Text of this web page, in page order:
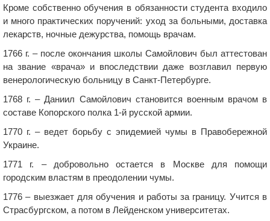
Кроме собственно обучения в обязанности студента входило
и много практических поручений: уход за больными, доставка
лекарств, ночные дежурства, помощь врачам.
1766 г. – после окончания школы Самойлович был аттестован
на звание «врача» и впоследствии даже возглавил первую
венерологическую больницу в Санкт-Петербурге.
1768 г. – Даниил Самойлович становится военным врачом в
составе Копорского полка 1-й русской армии.
1770 г. – ведет борьбу с эпидемией чумы в Правобережной
Украине.
1771 г. – добровольно остается в Москве для помощи
городским властям в преодолении чумы.
1776 – выезжает для обучения и работы за границу. Учится в
Страсбургском, а потом в Лейденском университетах.